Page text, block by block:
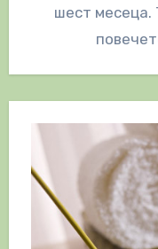
шест месеца.